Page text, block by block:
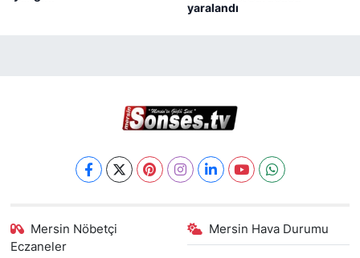
yaralandı
Mersin Nöbetçi
Eczaneler
Mersin Hava Durumu